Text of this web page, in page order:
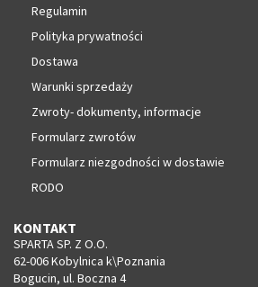
Regulamin
Polityka prywatności
Dostawa
Warunki sprzedaży
Zwroty- dokumenty, informacje
Formularz zwrotów
Formularz niezgodności w dostawie
RODO
KONTAKT
SPARTA SP. Z O.O.
62-006 Kobylnica k\Poznania
Bogucin, ul. Boczna 4